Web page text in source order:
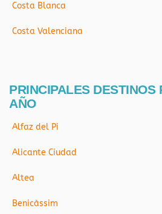
Costa Blanca
Costa Valenciana
PRINCIPALES DESTINOS
AÑO
Alfaz del Pi
Alicante Ciudad
Altea
Benicàssim